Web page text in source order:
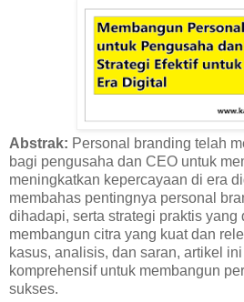
Abstrak: Personal branding telah
bagi pengusaha dan CEO untuk
meningkatkan kepercayaan di era
membahas pentingnya personal
dihadapi, serta strategi praktis yang
membangun citra yang kuat dan
kasus, analisis, dan saran, artikel
komprehensif untuk membangun
sukses.